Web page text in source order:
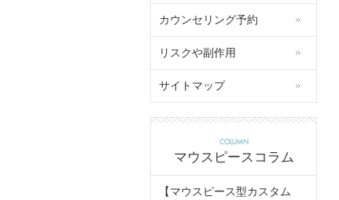
カウンセリング予約
リスクや副作用
サイトマップ
COLUMN
マウスピースコラム
【マウスピース型カスタム